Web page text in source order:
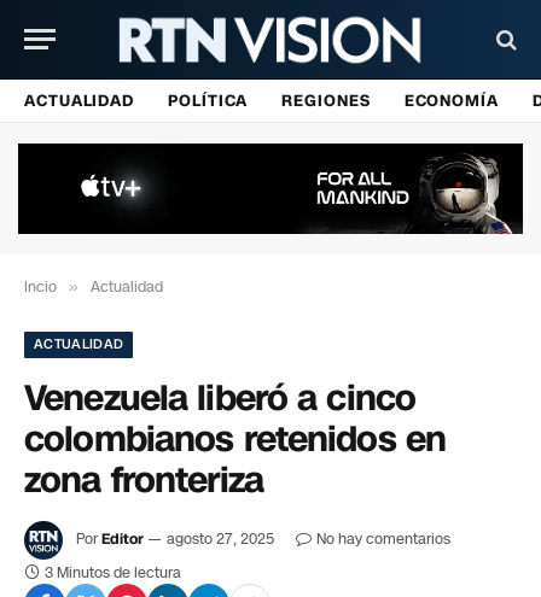
ACTUALIDAD POLÍTICA REGIONES ECONOMÍA
Incio » Actualidad
ACTUALIDAD
Venezuela liberó a cinco
colombianos retenidos en
zona fronteriza
PorEditor agosto 27, 2025
No hay comentarios
3 Minutos de lectura